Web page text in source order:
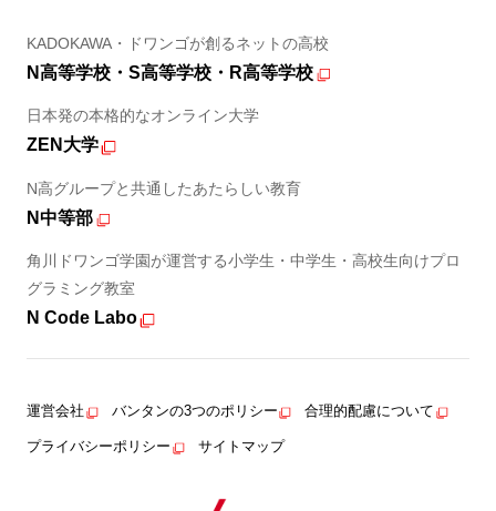
KADOKAWA・ドワンゴが創るネットの高校
N高等学校・S高等学校・R高等学校
日本発の本格的なオンライン大学
ZEN大学
N高グループと共通したあたらしい教育
N中等部
角川ドワンゴ学園が運営する小学生・中学生・高校生向けプロ
グラミング教室
N Code Labo
運営会社 バンタンの3つのポリシー 合理的配慮について
プライバシーポリシー サイトマップ